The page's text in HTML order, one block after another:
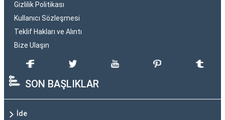
Gizlilik Politikası
Kullanıcı Sözleşmesi
Teklif Hakları ve Alıntı
Bize Ulaşın
SON BAŞLIKLAR
İde